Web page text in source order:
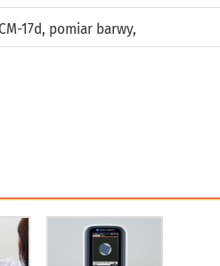
17d, pomiar barwy,